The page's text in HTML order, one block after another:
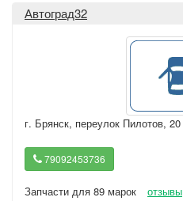
Автоград32
г. Брянск, переулок Пилотов, 20
79092453736
Запчасти для 89 марок
отзывы